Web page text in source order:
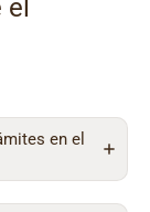
en el